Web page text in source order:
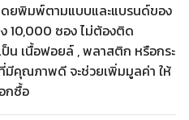
ยพิมพ์ตามแบบและแบรนด์ของ
10,000 ซอง ไม่ต้องติด
ป็น เนื้อฟอยล์ , พลาสติก หรือกระ
มีคุณภาพดี จะช่วยเพิ่มมูลค่า ให้
กซื้อ